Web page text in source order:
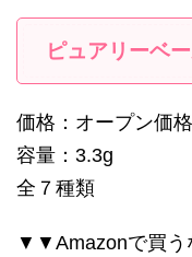
ピュアリーベ
価格：オープン価
容量：3.3g
全７種類
▼▼Amazonで買う